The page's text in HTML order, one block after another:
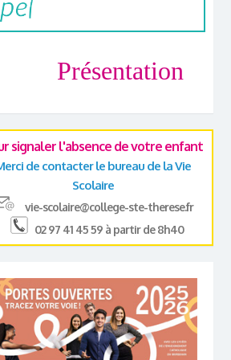
Présentation
signaler l'absence de votre enfant
de contacter le bureau de la Vie
Scolaire
vie-scolaire@college-ste-therese.fr
02 97 41 45 59 à partir de 8h40